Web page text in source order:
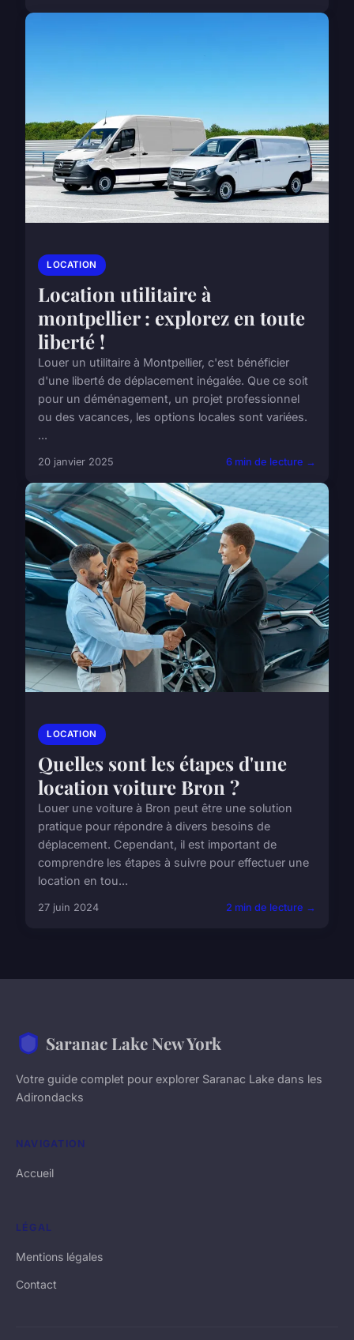
LOCATION
Location utilitaire à
montpellier : explorez en toute
liberté !
Louer un utilitaire à Montpellier, c'est bénéficier
d'une liberté de déplacement inégalée. Que ce soit
pour un déménagement, un projet professionnel
ou des vacances, les options locales sont variées.
...
20 janvier 2025 6 min de lecture →
LOCATION
Quelles sont les étapes d'une
location voiture Bron ?
Louer une voiture à Bron peut être une solution
pratique pour répondre à divers besoins de
déplacement. Cependant, il est important de
comprendre les étapes à suivre pour effectuer une
location en tou...
27 juin 2024 2 min de lecture →
Saranac Lake New York
Votre guide complet pour explorer Saranac Lake dans les
Adirondacks
NAVIGATION
Accueil
LÉGAL
Mentions légales
Contact